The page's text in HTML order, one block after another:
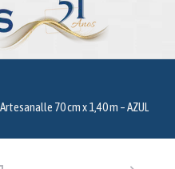
70 cm x 1,40 m – AZUL